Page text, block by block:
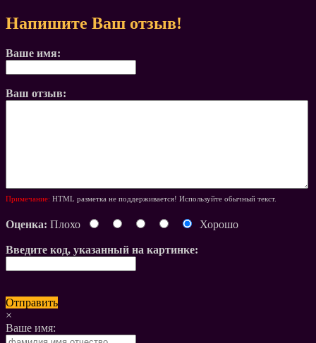
Напишите Ваш отзыв!
Ваше имя:
Ваш отзыв:
Примечание: HTML разметка не поддерживается! Используйте обычный текст.
Оценка: Плохо Хорошо
Введите код, указанный на картинке:
Отправить
×
Ваше имя: